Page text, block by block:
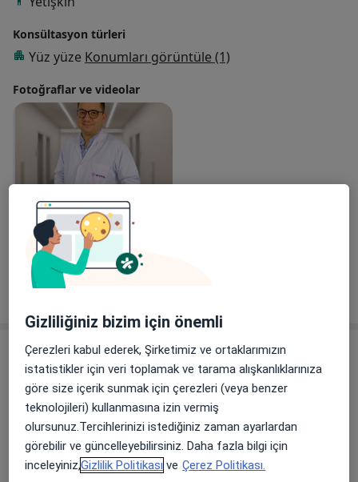
Konsültasyon türleri
Yüz yüze Konumları görüntüle (1)
Fotoğraflar ve videolar
Galeriyi görüntüle (1)
Hizmetler
Başlıca Hizmetler
Fiziksel Tıp Ve Rehabilitasyon Randevusu
Kültür, 252. Sk. No: 6, Aliağa
Ücretler Hakkında
Metropol Aliağa Tıp Merkezi
Gizliliğiniz bizim için önemli
Çerezleri kabul ederek, Şirketimiz ve ortaklarımızın
istatistikler için veri toplamak ve tarama alışkanlıklarınıza
göre size içerik sunmak için çerezleri (veya benzer
teknolojileri) kullanmasına izin vermiş
olursunuz.Tercihlerinizi istediğiniz zaman ayarlardan
görebilir ve güncelleyebilirsiniz. Daha fazla bilgi için
inceleyiniz,Gizlilik Politikası ve Çerez Politikası.